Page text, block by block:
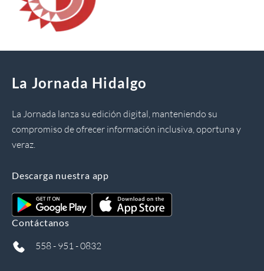
La Jornada Hidalgo
La Jornada lanza su edición digital, manteniendo su
compromiso de ofrecer información inclusiva, oportuna y
veraz.
Descarga nuestra app
Contáctanos
558 - 951 - 0832